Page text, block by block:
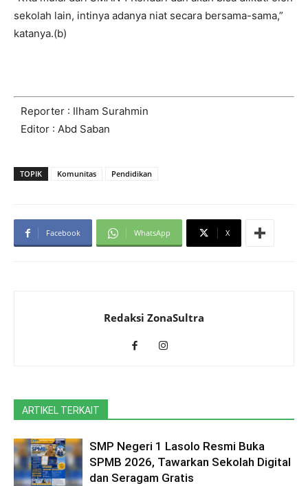
sekolah lain, intinya adanya niat secara bersama-sama,”
katanya.(b)
Reporter : Ilham Surahmin
Editor : Abd Saban
TOPIK Komunitas Pendidikan
Facebook WhatsApp X
Redaksi ZonaSultra
ARTIKEL TERKAIT
SMP Negeri 1 Lasolo Resmi Buka
SPMB 2026, Tawarkan Sekolah Digital
dan Seragam Gratis